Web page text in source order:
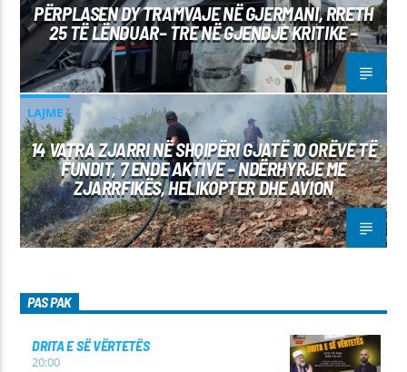
PËRPLASEN DY TRAMVAJE NË GJERMANI, RRETH
25 TË LËNDUAR– TRE NË GJENDJE KRITIKE –
LAJME
14 VATRA ZJARRI NË SHQIPËRI GJATË 10 ORËVE TË
FUNDIT, 7 ENDE AKTIVE – NDËRHYRJE ME
ZJARRFIKËS, HELIKOPTER DHE AVION
PAS PAK
DRITA E SË VËRTETËS
20:00